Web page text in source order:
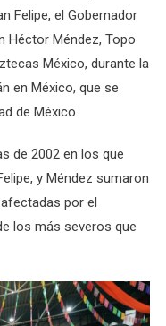
Joaquín
Y
A
Los
Felipe, el Gobernador
Héctor Méndez, Topo
México, durante la
en México, que se
de México.
de 2002 en los que
y Méndez sumaron
por el
los más severos que